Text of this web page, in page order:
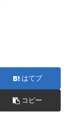
はてブ
コピー